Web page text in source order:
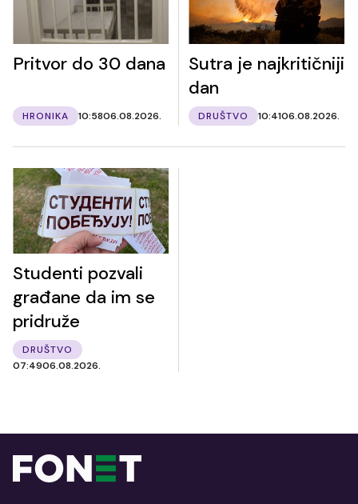
Pritvor do 30 dana
HRONIKA 10:5806.08.2026.
Sutra je najkritičniji
dan
DRUŠTVO 10:4106.08.2026.
Studenti pozvali
građane da im se
pridruže
DRUŠTVO
07:4906.08.2026.